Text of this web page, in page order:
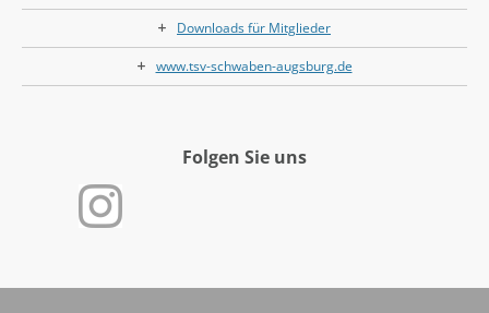
Downloads für Mitglieder
www.tsv-schwaben-augsburg.de
Folgen Sie uns